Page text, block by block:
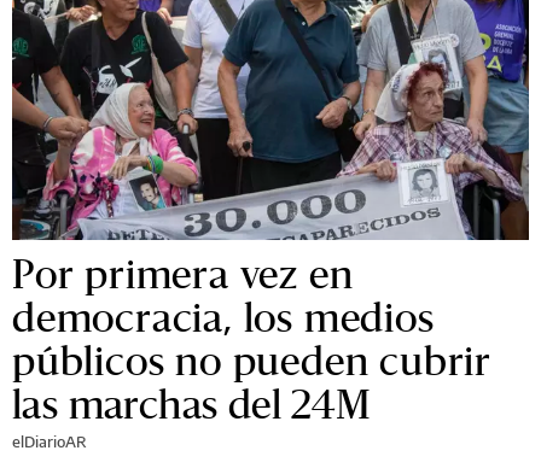
Por primera vez en
democracia, los medios
públicos no pueden cubrir
las marchas del 24M
elDiarioAR